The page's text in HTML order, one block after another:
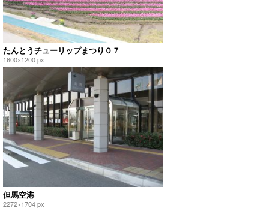
たんとうチューリップまつり０７
1600×1200 px
但馬空港
2272×1704 px